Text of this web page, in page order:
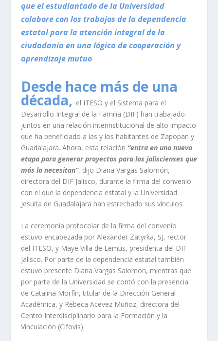
que el estudiantado de la Universidad
colabore con los trabajos de la dependencia
estatal para la atención integral de la
ciudadanía en una lógica de cooperación y
aprendizaje mutuo
Desde hace más de una
década, el ITESO y el Sistema para el
Desarrollo Integral de la Familia (DIF) han trabajado
juntos en una relación interinstitucional de alto impacto
que ha beneficiado a las y los habitantes de Zapopan y
Guadalajara. Ahora, esta relación “entra en una nueva
etapa para generar proyectos para los jaliscienses que
más lo necesitan”, dijo Diana Vargas Salomón,
directora del DIF Jalisco, durante la firma del convenio
con el que la dependencia estatal y la Universidad
Jesuita de Guadalajara han estrechado sus vínculos.
La ceremonia protocolar de la firma del convenio
estuvo encabezada por Alexander Zatyrka, SJ, rector
del ITESO, y Maye Villa de Lemus, presidenta del DIF
Jalisco. Por parte de la dependencia estatal también
estuvo presente Diana Vargas Salomón, mientras que
por parte de la Universidad se contó con la presencia
de Catalina Morfín, titular de la Dirección General
Académica, y Rebeca Acevez Muñoz, directora del
Centro Interdisciplinario para la Formación y la
Vinculación (Cifovis).